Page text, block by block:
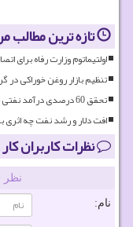
تازه ترین مطالب
اولتیماتوم وزارت رفاه برای
تنظیم بازار روغن خوراکی در
تحقق 60 درصدی درآمد نفتی سالانه
افت دلار و رشد نفت چه
نظرات کاربران
نظر
نام: